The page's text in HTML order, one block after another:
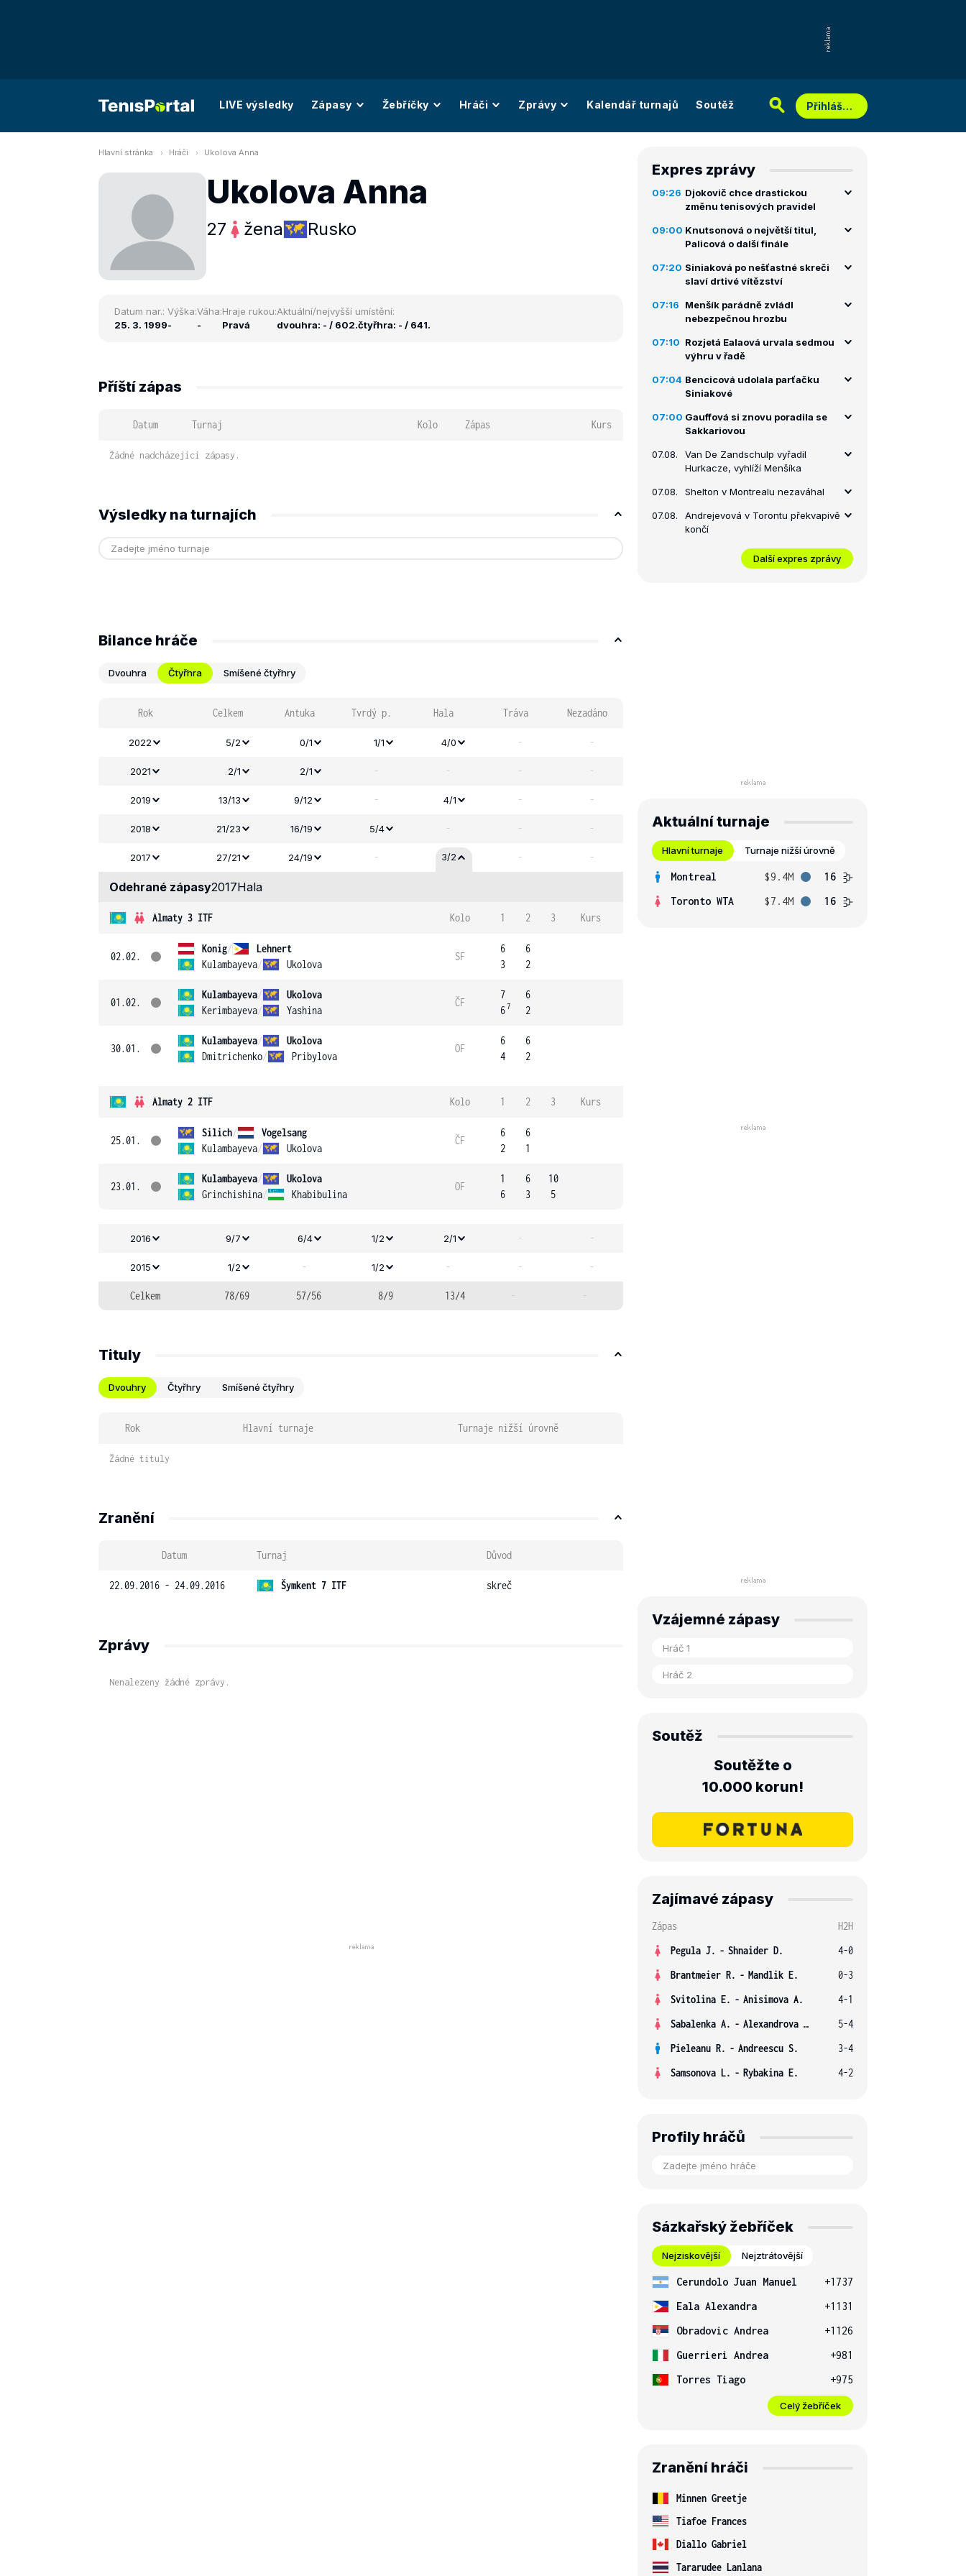
LIVE výsledky Zápasy Žebříčky Hráči Zprávy Kalendář turnajů Soutěž Přihlášení
Hlavní stránka Hráči Ukolova Anna
Ukolova Anna
27 žena Rusko
Datum nar.:
25. 3. 1999
Výška:
-
Váha:
-
Hraje rukou:
Pravá
Aktuální/nejvyšší umístění:
dvouhra: - / 602.čtyřhra: - / 641.
Příští zápas
Datum Turnaj Kolo Zápas Kurs
Žádné nadcházející zápasy.
Výsledky na turnajích
Bilance hráče
Dvouhra Čtyřhra Smíšené čtyřhry
Rok Celkem Antuka Tvrdý p. Hala Tráva Nezadáno
2022 5/2 0/1 1/1 4/0 - -
2021 2/1 2/1 - - - -
2019 13/13 9/12 - 4/1 - -
2018 21/23 16/19 5/4 - - -
2017 27/21 24/19 - 3/2 - -
Odehrané zápasy2017Hala
Almaty 3 ITF Kolo 1 2 3 Kurs
02.02.
Konig/
Lehnert
Kulambayeva/ Ukolova
SF
6
3
6
2
01.02.
Kulambayeva/
Ukolova
Kerimbayeva/ Yashina
ČF
7
67
6
2
30.01.
Kulambayeva/
Ukolova
Dmitrichenko/ Pribylova
OF
6
4
6
2
Almaty 2 ITF Kolo 1 2 3 Kurs
25.01.
Silich/
Vogelsang
Kulambayeva/ Ukolova
ČF
6
2
6
1
23.01.
Kulambayeva/
Ukolova
Grinchishina/ Khabibulina
OF
1
6
6
3
10
5
2016 9/7 6/4 1/2 2/1 - -
2015 1/2 - 1/2 - - -
Celkem 78/69 57/56 8/9 13/4 - -
Tituly
Dvouhry Čtyřhry Smíšené čtyřhry
Rok Hlavní turnaje Turnaje nižší úrovně
Žádné tituly
Zranění
Datum Turnaj Důvod
22.09.2016 - 24.09.2016 Šymkent 7 ITF skreč
Zprávy
Nenalezeny žádné zprávy.
Expres zprávy
09:26 Djokovič chce drastickou
změnu tenisových pravidel
09:00 Knutsonová o největší titul,
Palicová o další finále
07:20 Siniaková po nešťastné skreči
slaví drtivé vítězství
07:16
Menšík parádně zvládl
nebezpečnou hrozbu
07:10 Rozjetá Ealaová urvala sedmou
výhru v řadě
07:04 Bencicová udolala parťačku
Siniakové
07:00 Gauffová si znovu poradila se
Sakkariovou
07.08.
Van De Zandschulp vyřadil
Hurkacze, vyhlíží Menšíka
07.08. Shelton v Montrealu nezaváhal
07.08.
Andrejevová v Torontu překvapivě
končí
Další expres zprávy
Aktuální turnaje
Hlavní turnaje Turnaje nižší úrovně
Montreal $9.4M
16
Toronto WTA
$7.4M 16
Vzájemné zápasy
Soutěž
Soutěžte o
10.000 korun!
Zajímavé zápasy
Zápas
H2H
Pegula J. - Shnaider D.
4-0
Brantmeier R. - Mandlik E.
0-3
Svitolina E. - Anisimova A.
4-1
Sabalenka A. - Alexandrova E.
5-4
Pieleanu R. - Andreescu S.
3-4
Samsonova L. - Rybakina E. 4-2
Profily hráčů
Sázkařský žebříček
Nejziskovější Nejztrátovější
Cerundolo Juan Manuel
+1737
Eala Alexandra
+1131
Obradovic Andrea
+1126
Guerrieri Andrea
+981
Torres Tiago
+975
Celý žebříček
Zranění hráči
Minnen Greetje
Tiafoe Frances
Diallo Gabriel
Tararudee Lanlana